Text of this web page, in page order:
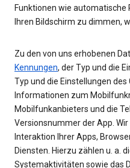
Funktionen wie
Ihren Bildschirm zu dimmen,
Zu den von uns erhobenen
Kennungen, der Typ und die
Typ und die Einstellungen
Informationen zum
Mobilfunkanbieters und die
Versionsnummer der App.
Interaktion Ihrer Apps,
Diensten. Hierzu zählen u. a.
Systemaktivitäten sowie das